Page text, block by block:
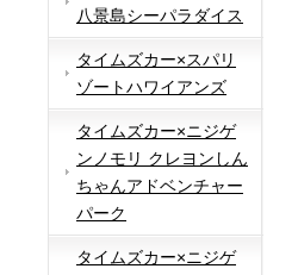
八景島シーパラダイス
タイムズカー×スパリ
ゾートハワイアンズ
タイムズカー×ニジゲ
ンノモリ クレヨンしん
ちゃんアドベンチャー
パーク
タイムズカー×ニジゲ